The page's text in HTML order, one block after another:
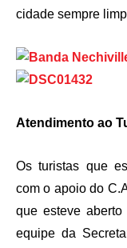
cidade sempre
Atendimento ao
Os turistas que
com o apoio do
que esteve
equipe da